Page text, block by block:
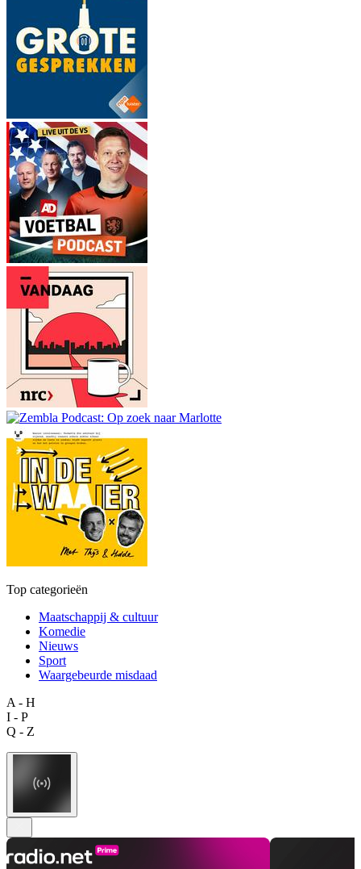
Top categorieën
Maatschappij & cultuur
Komedie
Nieuws
Sport
Waargebeurde misdaad
A - H
I - P
Q - Z